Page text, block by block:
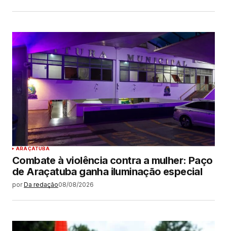
ARAÇATUBA
Combate à violência contra a mulher: Paço
de Araçatuba ganha iluminação especial
por Da redação08/08/2026